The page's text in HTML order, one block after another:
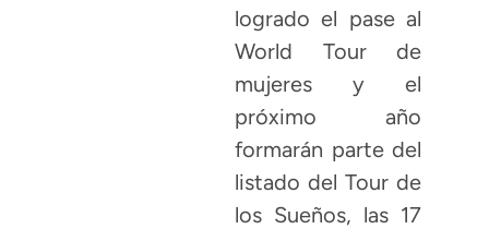
logrado el pase al
World Tour de
mujeres y el
próximo año
formarán parte del
listado del Tour de
los Sueños, las 17